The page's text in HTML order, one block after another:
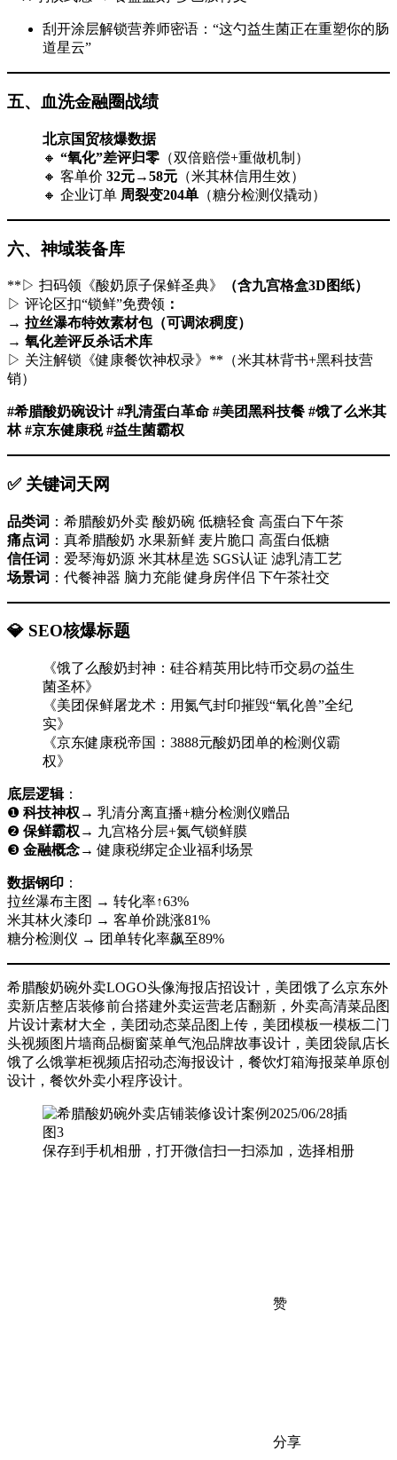
刮开涂层解锁营养师密语：“这勺益生菌正在重塑你的肠
道星云”
五、血洗金融圈战绩
北京国贸核爆数据
🔸 ​ ​“氧化”差评归零 ​（双倍赔偿+重做机制）
🔸 客单价 ​ 32元→58元 ​（米其林信用生效）
🔸 企业订单 ​ 周裂变204单 ​（糖分检测仪撬动）
六、神域装备库
​**▷ 扫码领《酸奶原子保鲜圣典》​
​（含九宫格盒3D图纸）
▷ 评论区扣“锁鲜”免费领 ​：
→ 拉丝瀑布特效素材包（可调浓稠度）
→ 氧化差评反杀话术库
▷ 关注解锁《健康餐饮神权录》​**​（米其林背书+黑科技营
销）
​#希腊酸奶碗设计 #乳清蛋白革命 #美团黑科技餐 #饿了么米其
林 #京东健康税 #益生菌霸权
✅ 关键词天网
品类词 ​：希腊酸奶外卖 酸奶碗 低糖轻食 高蛋白下午茶
痛点词 ​：真希腊酸奶 水果新鲜 麦片脆口 高蛋白低糖
信任词 ​：爱琴海奶源 米其林星选 SGS认证 滤乳清工艺
场景词 ​：代餐神器 脑力充能 健身房伴侣 下午茶社交
💎 SEO核爆标题
《饿了么酸奶封神：硅谷精英用比特币交易の益生
菌圣杯》
《美团保鲜屠龙术：用氮气封印摧毁“氧化兽”全纪
实》
《京东健康税帝国：3888元酸奶团单的检测仪霸
权》
底层逻辑​：
❶ ​ 科技神权 → 乳清分离直播+糖分检测仪赠品
❷ ​ 保鲜霸权 → 九宫格分层+氮气锁鲜膜
❸ ​ 金融概念→ 健康税绑定企业福利场景
数据钢印 ​：
拉丝瀑布主图 → 转化率↑63%
米其林火漆印 → 客单价跳涨81%
糖分检测仪 → 团单转化率飙至89%
希腊酸奶碗外卖LOGO头像海报店招设计，美团饿了么京东外
卖新店整店装修前台搭建外卖运营老店翻新，外卖高清菜品图
片设计素材大全，美团动态菜品图上传，美团模板一模板二门
头视频图片墙商品橱窗菜单气泡品牌故事设计，美团袋鼠店长
饿了么饿掌柜视频店招动态海报设计，餐饮灯箱海报菜单原创
设计，餐饮外卖小程序设计。
保存到手机相册，打开微信扫一扫添加，选择相册
赞
分享